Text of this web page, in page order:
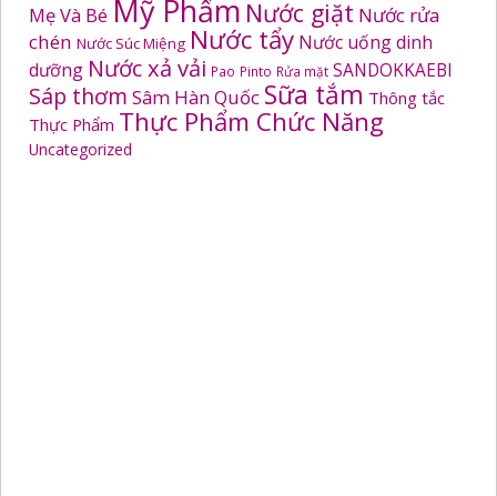
Mẹ Và Bé Mỹ Phẩm Nước giặt Nước rửa
chén Nước Súc Miệng Nước tẩy Nước uống dinh
dưỡng Nước xả vải Pao Pinto Rửa mặt SANDOKKAEBI
Sáp thơm Sâm Hàn Quốc Sữa tắm Thông tắc
Thực Phẩm Thực Phẩm Chức Năng
Uncategorized